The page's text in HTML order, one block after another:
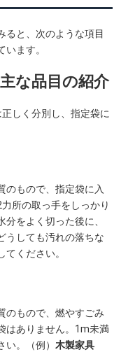
ると、次のような項目
ます。
な品目の紹介
しく分別し、指定袋に
もので、指定袋に入
所の取っ手をしっかり
をよく切った後に、
うしても汚れの落ちな
ください。
のもので、燃やすごみ
はありません。1m未満
い。（例）木製家具